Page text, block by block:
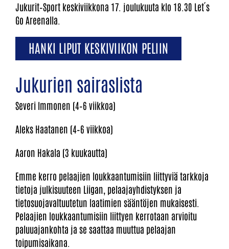
Jukurit–Sport keskiviikkona 17. joulukuuta klo 18.30 Let´s
Go Areenalla.
HANKI LIPUT KESKIVIIKON PELIIN
Jukurien sairaslista
Severi Immonen (4–6 viikkoa)
Aleks Haatanen (4–6 viikkoa)
Aaron Hakala (3 kuukautta)
Emme kerro pelaajien loukkaantumisiin liittyviä tarkkoja
tietoja julkisuuteen Liigan, pelaajayhdistyksen ja
tietosuojavaltuutetun laatimien sääntöjen mukaisesti.
Pelaajien loukkaantumisiin liittyen kerrotaan arvioitu
paluuajankohta ja se saattaa muuttua pelaajan
toipumisaikana.